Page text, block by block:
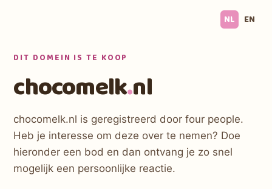
NL EN
DIT DOMEIN IS TE KOOP
chocomelk.nl
chocomelk.nl is geregistreerd door four people.
Heb je interesse om deze over te nemen? Doe
hieronder een bod en dan ontvang je zo snel
mogelijk een persoonlijke reactie.